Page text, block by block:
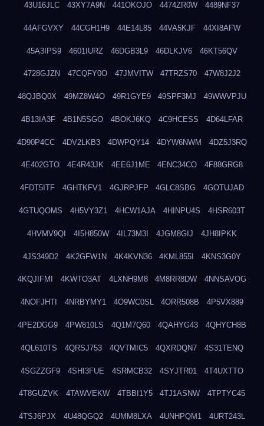
43U16JLC 43XY7A9N 441OKOJO 4474ZR0W 4489NF37
44AFGVXY 44CGH1H9 44E14L85 44VA5KJF 44XI8AFW
45A3IPS9 4601IURZ 46DGB3L9 46DLKJV6 46KT56QV
4728GJZN 47CQFY0O 47JMVITW 47TRZS70 47W8J2J2
48QJBQ0X 49MZ8W4O 49R1GYE9 49SPF3MJ 49WWVPJU
4B13IA3F 4B1N5SGO 4BOKJ6KQ 4C9HCESS 4D64LFAR
4D90P4CC 4DV2LKB3 4DWPQY14 4DYW6NWM 4DZ5J3RQ
4E402GTO 4E4R43JK 4EE6J1ME 4ENC34CO 4F88GRG8
4FDT5ITF 4GHTKFV1 4GJRPJFP 4GLC8SBG 4GOTUJAD
4GTUQOMS 4H5VY3Z1 4HCW1AJA 4HINPU4S 4HSR603T
4HVMV9QI 4I5H850W 4IL73M3I 4JGM8GIJ 4JH8IPKK
4JS349D2 4K2GFW1N 4K4KVN36 4KML855I 4KNS3G0Y
4KQJIFMI 4KWTO3AT 4LXNH9M8 4M8RR8DW 4NNSAVOG
4NOFJHTI 4NRBYMY1 4O9WC0SL 4ORR508B 4P5VX889
4PE2DGG9 4PW810LS 4Q1M7Q60 4QAHYG43 4QHYCH8B
4QL610TS 4QRSJ753 4QVTMIC5 4QXRDQN7 4S31TENQ
4SGZZGF9 4SHI3FUE 4SRMCB32 4SYJTR01 4T4UXTTO
4T8GUZVK 4TAWVEKW 4TBBI1Y5 4TJ1ASNW 4TPTYC45
4TSJ6PJX 4U48QGQ2 4UMM8LXA 4UNHPQM1 4URT243L